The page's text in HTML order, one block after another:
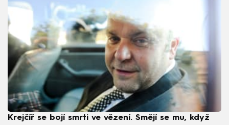
Krejčíř se bojí smrti ve vězení. Smějí se mu, když